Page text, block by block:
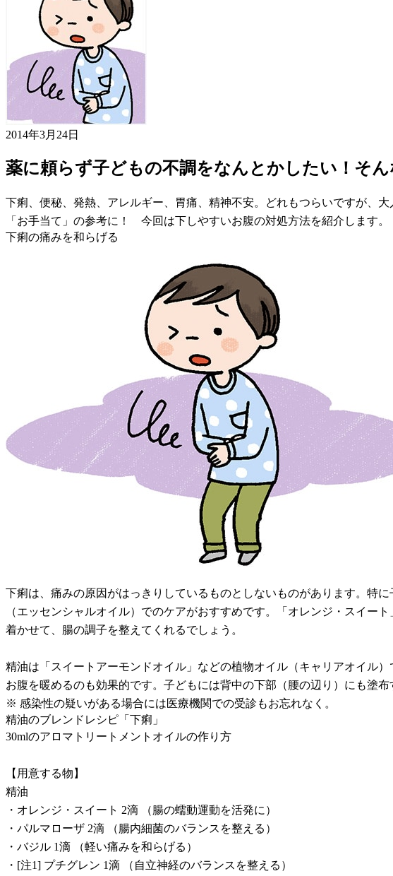
2014年3月24日
薬に頼らず子どもの不調をなんとかしたい！そ
下痢、便秘、発熱、アレルギー、胃痛、精神不安。どれもつらいですが、
「お手当て」の参考に！ 今回は下しやすいお腹の対処方法を紹介します。
下痢の痛みを和らげる
下痢は、痛みの原因がはっきりしているものとしないものがあります。特
（エッセンシャルオイル）でのケアがおすすめです。「オレンジ・スイー
着かせて、腸の調子を整えてくれるでしょう。
精油は「スイートアーモンドオイル」などの植物オイル（キャリアオイル
お腹を暖めるのも効果的です。子どもには背中の下部（腰の辺り）にも塗
※ 感染性の疑いがある場合には医療機関での受診もお忘れなく。
精油のブレンドレシピ「下痢」
30mlのアロマトリートメントオイルの作り方
【用意する物】
精油
・オレンジ・スイート 2滴 （腸の蠕動運動を活発に）
・パルマローザ 2滴 （腸内細菌のバランスを整える）
・バジル 1滴 （軽い痛みを和らげる）
・[注1] プチグレン 1滴 （自立神経のバランスを整える）